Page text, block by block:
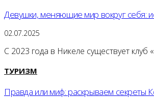
Девушки, меняющие мир вокруг себя:
02.07.2025
С 2023 года в Никеле существует
ТУРИЗМ
Правда или миф: раскрываем секреты